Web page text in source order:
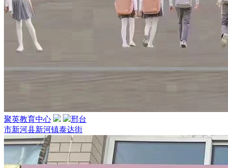
聚英教育中心
邢台
市新河县新河镇泰达街